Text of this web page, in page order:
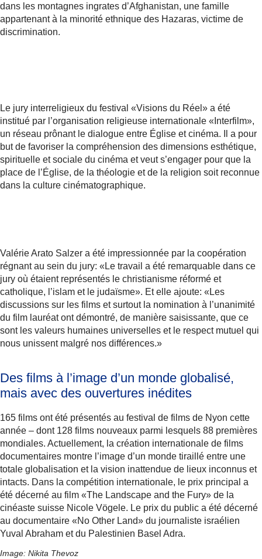
dans les montagnes ingrates d’Afghanistan, une famille
appartenant à la minorité ethnique des Hazaras, victime de
discrimination.
Le jury interreligieux du festival «Visions du Réel» a été
institué par l’organisation religieuse internationale «Interfilm»,
un réseau prônant le dialogue entre Église et cinéma. Il a pour
but de favoriser la compréhension des dimensions esthétique,
spirituelle et sociale du cinéma et veut s’engager pour que la
place de l’Église, de la théologie et de la religion soit reconnue
dans la culture cinématographique.
Valérie Arato Salzer a été impressionnée par la coopération
régnant au sein du jury: «Le travail a été remarquable dans ce
jury où étaient représentés le christianisme réformé et
catholique, l’islam et le judaïsme». Et elle ajoute: «Les
discussions sur les films et surtout la nomination à l’unanimité
du film lauréat ont démontré, de manière saisissante, que ce
sont les valeurs humaines universelles et le respect mutuel qui
nous unissent malgré nos différences.»
Des films à l’image d’un monde globalisé,
mais avec des ouvertures inédites
165 films ont été présentés au festival de films de Nyon cette
année – dont 128 films nouveaux parmi lesquels 88 premières
mondiales. Actuellement, la création internationale de films
documentaires montre l’image d’un monde tiraillé entre une
totale globalisation et la vision inattendue de lieux inconnus et
intacts. Dans la compétition internationale, le prix principal a
été décerné au film «The Landscape and the Fury» de la
cinéaste suisse Nicole Vögele. Le prix du public a été décerné
au documentaire «No Other Land» du journaliste israélien
Yuval Abraham et du Palestinien Basel Adra.
Image: Nikita Thevoz